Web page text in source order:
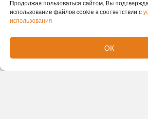
Продолжая пользоваться сайтом, Вы
использование файлов cookie в соответствии с
использования
ОК
«Расцветай на Кропоткина»:
Квартал «Сосновый бор»: